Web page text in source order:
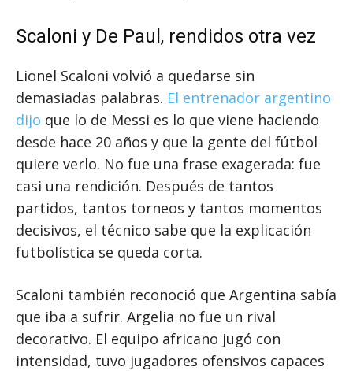
Scaloni y De Paul, rendidos otra vez
Lionel Scaloni volvió a quedarse sin
demasiadas palabras. El entrenador argentino
dijo que lo de Messi es lo que viene haciendo
desde hace 20 años y que la gente del fútbol
quiere verlo. No fue una frase exagerada: fue
casi una rendición. Después de tantos
partidos, tantos torneos y tantos momentos
decisivos, el técnico sabe que la explicación
futbolística se queda corta.
Scaloni también reconoció que Argentina sabía
que iba a sufrir. Argelia no fue un rival
decorativo. El equipo africano jugó con
intensidad, tuvo jugadores ofensivos capaces